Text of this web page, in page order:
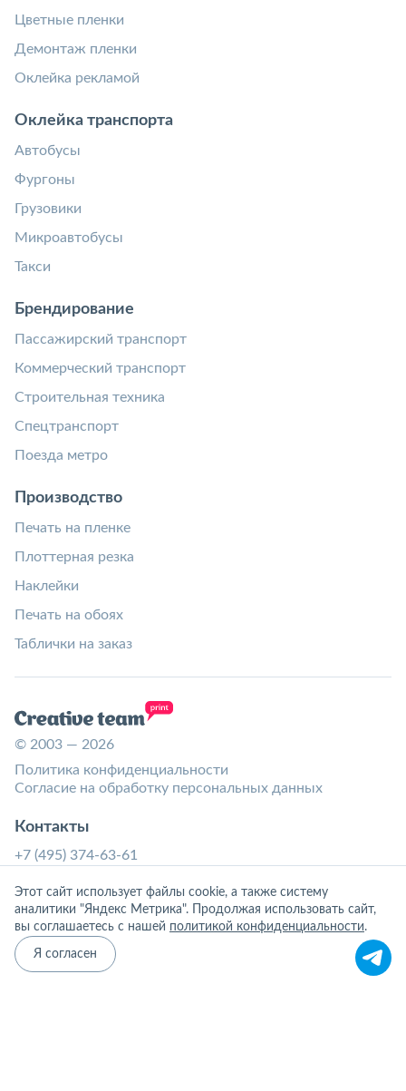
Цветные пленки
Демонтаж пленки
Оклейка рекламой
Оклейка транспорта
Автобусы
Фургоны
Грузовики
Микроавтобусы
Такси
Брендирование
Пассажирский транспорт
Коммерческий транспорт
Строительная техника
Спецтранспорт
Поезда метро
Производство
Печать на пленке
Плоттерная резка
Наклейки
Печать на обоях
Таблички на заказ
© 2003 — 2026
Политика конфиденциальности
Согласие на обработку персональных данных
Контакты
+7 (495) 374-63-61
Адрес
125222 Россия, г. Москва, Митино, ул. Генерала
Белобородова, дом 42, корпус 1
Этот сайт использует файлы cookie, а также систему
аналитики "Яндекс Метрика". Продолжая использовать сайт,
вы соглашаетесь с нашей политикой конфиденциальности.
Я согласен